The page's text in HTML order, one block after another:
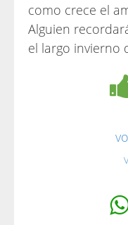
como crece el
Alguien
el largo invierno